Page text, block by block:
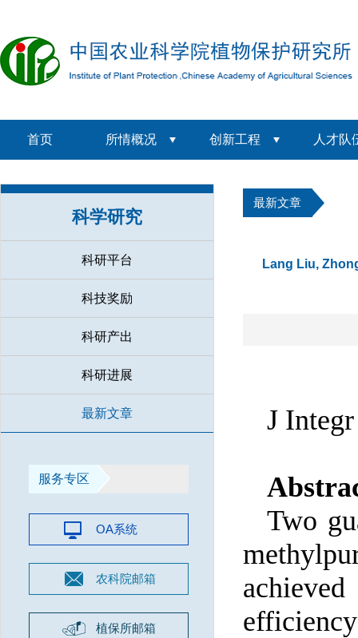
首页 所情概况 创新工程 人才队
科学研究
科研平台
科技奖励
科研产出
科研进展
最新文章
服务专区
OA系统
农科院邮箱
植保所邮箱
最新文章
Lang Liu,
J
Two